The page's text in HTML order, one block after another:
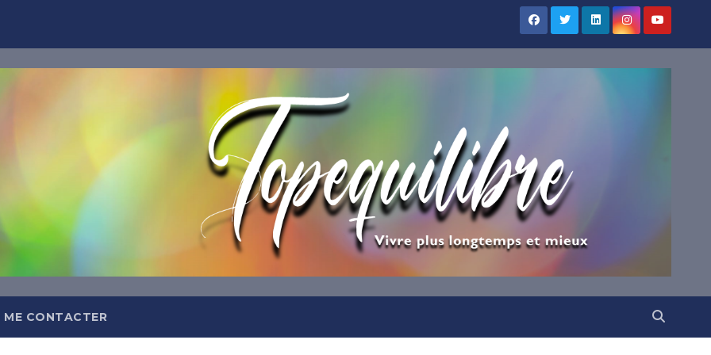
ME CONTACTER
TOPEQUILIBRE
Abonnez-vous !
Et recevez tous les jours dans votre boîte mail nos
meilleures inspirations.